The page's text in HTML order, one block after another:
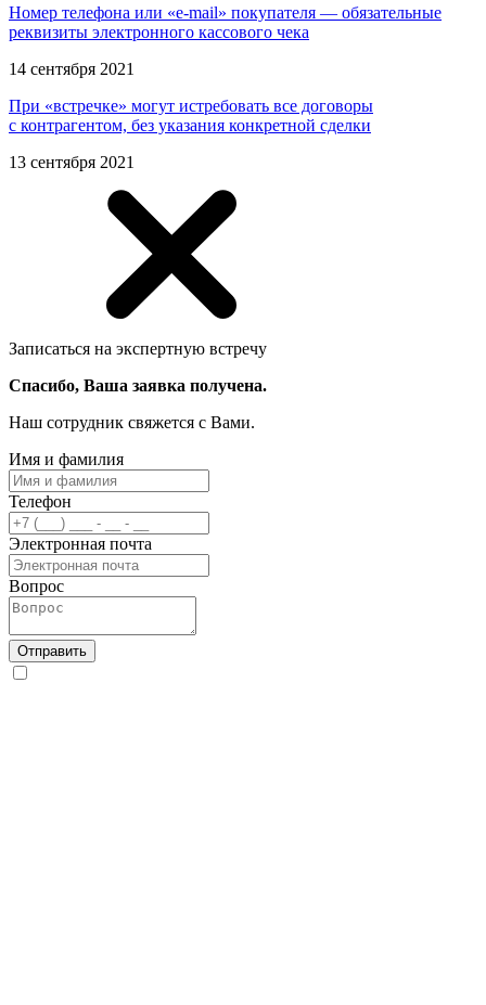
Номер телефона или «e-mail» покупателя — обязательные
реквизиты электронного кассового чека
14 сентября 2021
При «встречке» могут истребовать все договоры
с контрагентом, без указания конкретной сделки
13 сентября 2021
Записаться на экспертную встречу
Спасибо, Ваша заявка получена.
Наш сотрудник свяжется с Вами.
Имя и фамилия
Телефон
Электронная почта
Вопрос
Отправить